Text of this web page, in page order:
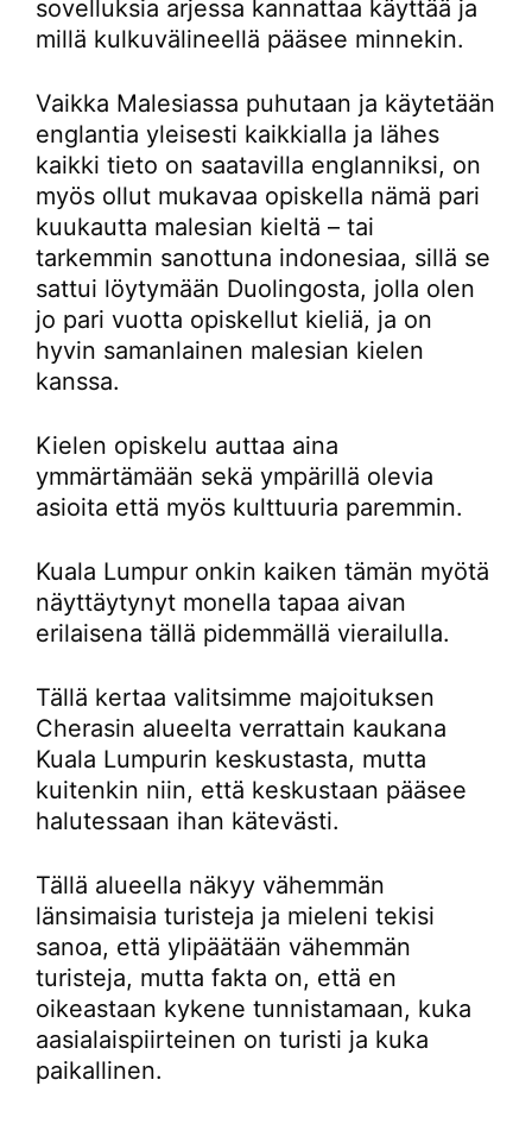
sovelluksia arjessa kannattaa käyttää ja
millä kulkuvälineellä pääsee minnekin.
Vaikka Malesiassa puhutaan ja käytetään
englantia yleisesti kaikkialla ja lähes
kaikki tieto on saatavilla englanniksi, on
myös ollut mukavaa opiskella nämä pari
kuukautta malesian kieltä – tai
tarkemmin sanottuna indonesiaa, sillä se
sattui löytymään Duolingosta, jolla olen
jo pari vuotta opiskellut kieliä, ja on
hyvin samanlainen malesian kielen
kanssa.
Kielen opiskelu auttaa aina
ymmärtämään sekä ympärillä olevia
asioita että myös kulttuuria paremmin.
Kuala Lumpur onkin kaiken tämän myötä
näyttäytynyt monella tapaa aivan
erilaisena tällä pidemmällä vierailulla.
Tällä kertaa valitsimme majoituksen
Cherasin alueelta verrattain kaukana
Kuala Lumpurin keskustasta, mutta
kuitenkin niin, että keskustaan pääsee
halutessaan ihan kätevästi.
Tällä alueella näkyy vähemmän
länsimaisia turisteja ja mieleni tekisi
sanoa, että ylipäätään vähemmän
turisteja, mutta fakta on, että en
oikeastaan kykene tunnistamaan, kuka
aasialaispiirteinen on turisti ja kuka
paikallinen.